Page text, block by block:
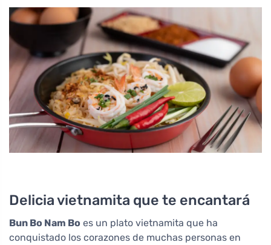
Delicia vietnamita que te encantará
Bun Bo Nam Bo es un plato vietnamita que ha
conquistado los corazones de muchas personas en